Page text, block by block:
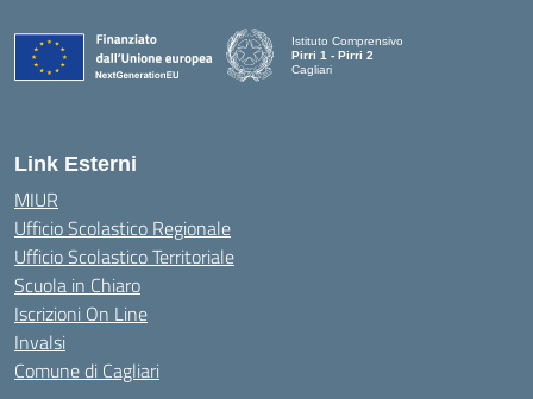
Istituto Comprensivo
Pirri 1 - Pirri 2
Cagliari
Link Esterni
MIUR
Ufficio Scolastico Regionale
Ufficio Scolastico Territoriale
Scuola in Chiaro
Iscrizioni On Line
Invalsi
Comune di Cagliari